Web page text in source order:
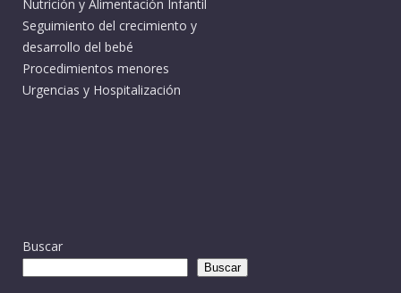
Nutrición y Alimentación Infantil
Seguimiento del crecimiento y
desarrollo del bebé
Procedimientos menores
Urgencias y Hospitalización
Buscar
Buscar